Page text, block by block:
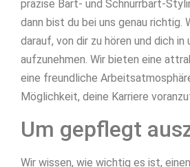
präzise Bart- und Schnurrbart-
dann bist du bei uns genau richtig.
darauf, von dir zu hören und dich in
aufzunehmen. Wir bieten eine
eine freundliche
Möglichkeit, deine Karriere
Um gepflegt
Wir wissen, wie wichtig es ist,